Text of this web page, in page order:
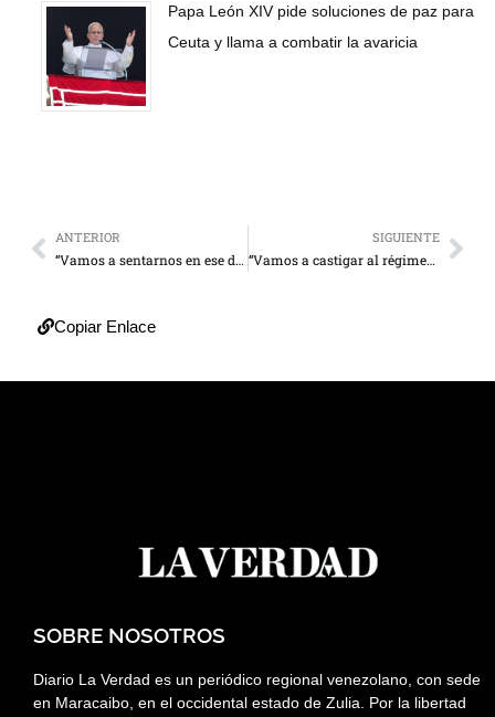
Papa León XIV pide soluciones de paz para
Ceuta y llama a combatir la avaricia
ANTERIOR
“Vamos a sentarnos en ese diálogo que necesita el país”
SIGUIENTE
“Vamos a castigar al régimen eligiendo a los mejores”
Copiar Enlace
SOBRE NOSOTROS
Diario La Verdad es un periódico regional venezolano, con sede
en Maracaibo, en el occidental estado de Zulia. Por la libertad